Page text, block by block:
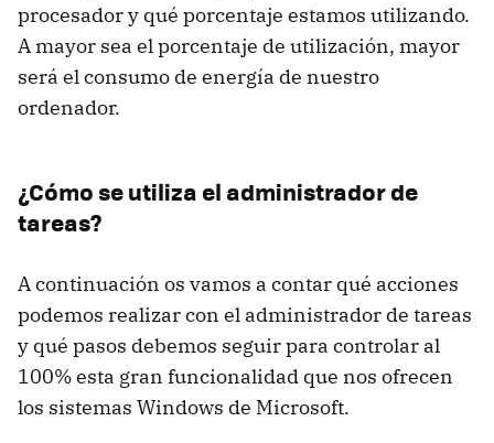
procesador y qué porcentaje estamos utilizando.
A mayor sea el porcentaje de utilización, mayor
será el consumo de energía de nuestro
ordenador.
¿Cómo se utiliza el administrador de
tareas?
A continuación os vamos a contar qué acciones
podemos realizar con el administrador de tareas
y qué pasos debemos seguir para controlar al
100% esta gran funcionalidad que nos ofrecen
los sistemas Windows de Microsoft.